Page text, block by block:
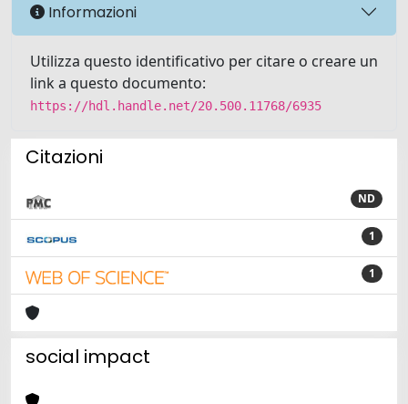
Informazioni
Utilizza questo identificativo per citare o creare un
link a questo documento:
https://hdl.handle.net/20.500.11768/6935
Citazioni
ND
1
1
social impact